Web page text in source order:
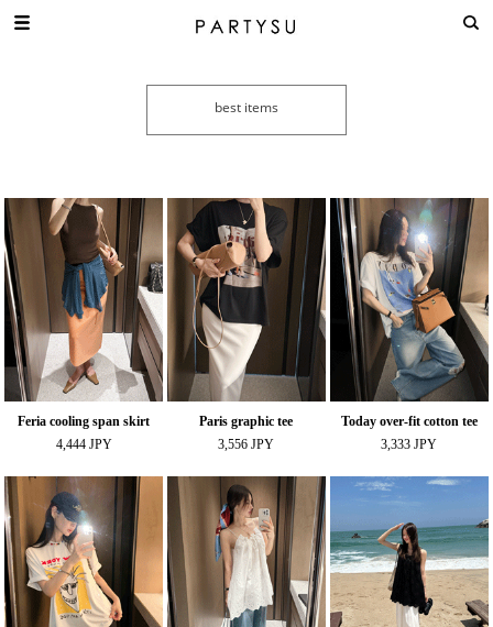
Feria cooling span skirt
4,444 JPY
Paris graphic tee
3,556 JPY
Today over-fit cotton tee
3,333 JPY